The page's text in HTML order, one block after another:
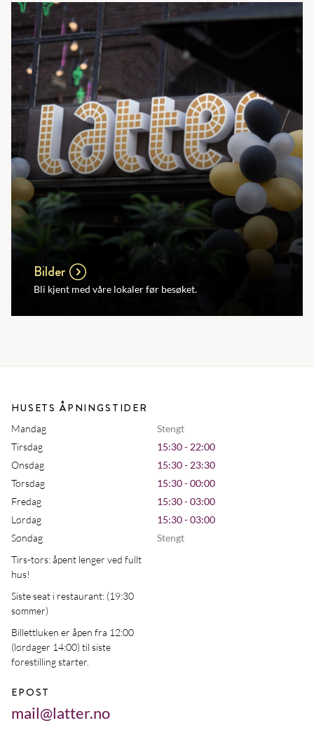
Bilder
Bli kjent med våre lokaler før besøket.
HUSETS ÅPNINGSTIDER
Mandag
Stengt
Tirsdag
15:30 - 22:00
Onsdag
15:30 - 23:30
Torsdag
15:30 - 00:00
Fredag
15:30 - 03:00
Lørdag
15:30 - 03:00
Søndag
Stengt
Tirs-tors: åpent lenger ved fullt
hus!
Siste seat i restaurant: (19:30
sommer)
Billettluken er åpen fra 12:00
(lørdager 14:00) til siste
forestilling starter.
EPOST
mail@latter.no